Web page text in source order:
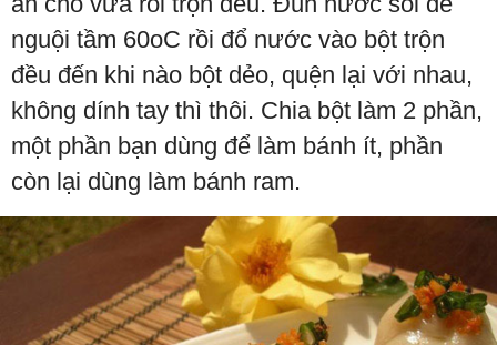
nguội tầm 60oC rồi đổ nước vào bột trộn
đều đến khi nào bột dẻo, quện lại với nhau,
không dính tay thì thôi. Chia bột làm 2 phần,
một phần bạn dùng để làm bánh ít, phần
còn lại dùng làm bánh ram.